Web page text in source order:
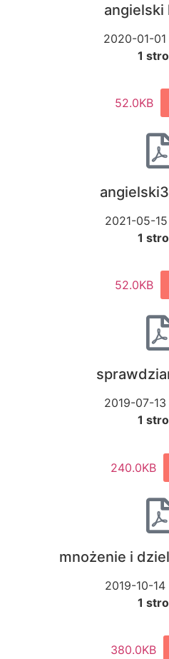
angielski
2020-01-01
1
52.0KB
2021-05-
1
52.0KB
2019-07-
1
240.0KB
mnożenie i
2019-10-14
1
380.0KB